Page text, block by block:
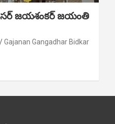
జయశంకర్ జయంతి
Gajanan Gangadhar Bidkar